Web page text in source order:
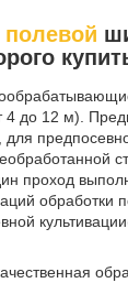
полевой
4 до 12 м).
для
проход
обработки